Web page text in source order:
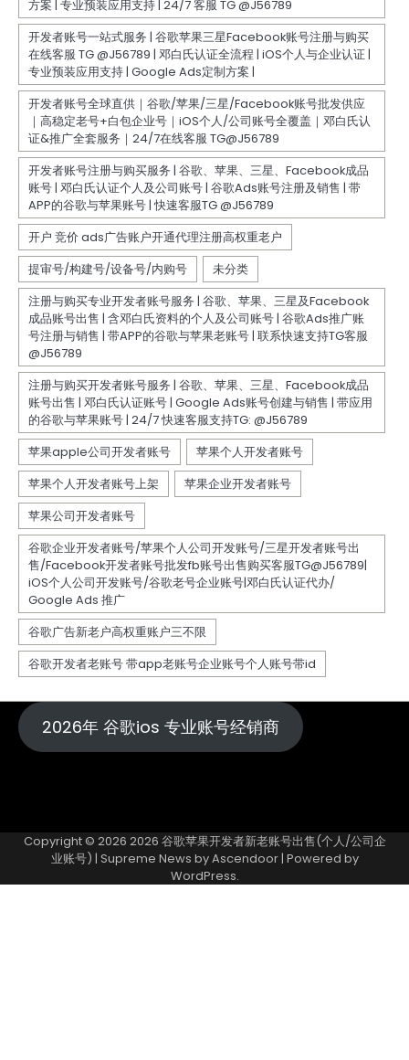
2026年 谷歌ios 专业账号经销商
Copyright © 2026 2026 谷歌苹果开发者新老账号出售(个人/公司企
业账号) | Supreme News byAscendoor| Powered by
WordPress.